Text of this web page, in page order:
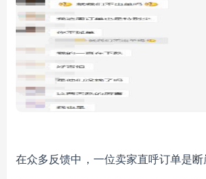
在众多反馈中，一位卖家直呼订单是